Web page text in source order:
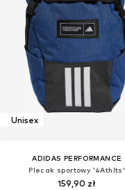
Unisex
ADIDAS PERFORMANCE
Plecak sportowy '4Athlts'
159,90 zł